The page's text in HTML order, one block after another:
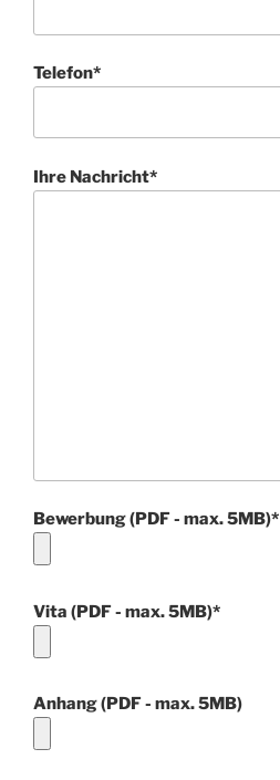
Telefon*
Ihre Nachricht*
Bewerbung (PDF - max. 5MB)*
Vita (PDF - max. 5MB)*
Anhang (PDF - max. 5MB)